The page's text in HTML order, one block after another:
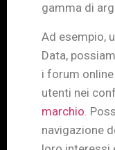
gamma di
Ad esempio,
Data,
i forum
utenti nei
marchio .
navigazione